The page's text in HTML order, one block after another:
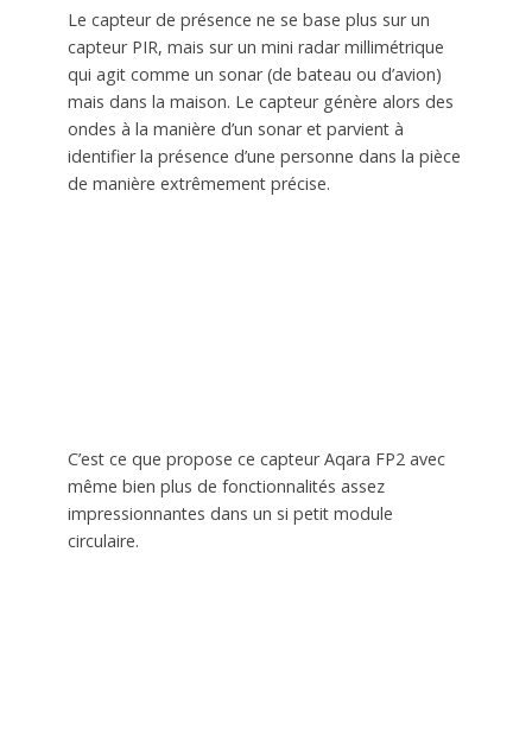
Le capteur de présence ne se base plus sur un
capteur PIR, mais sur un mini radar millimétrique
qui agit comme un sonar (de bateau ou d’avion)
mais dans la maison. Le capteur génère alors des
ondes à la manière d’un sonar et parvient à
identifier la présence d’une personne dans la pièce
de manière extrêmement précise.
C’est ce que propose ce capteur Aqara FP2 avec
même bien plus de fonctionnalités assez
impressionnantes dans un si petit module
circulaire.